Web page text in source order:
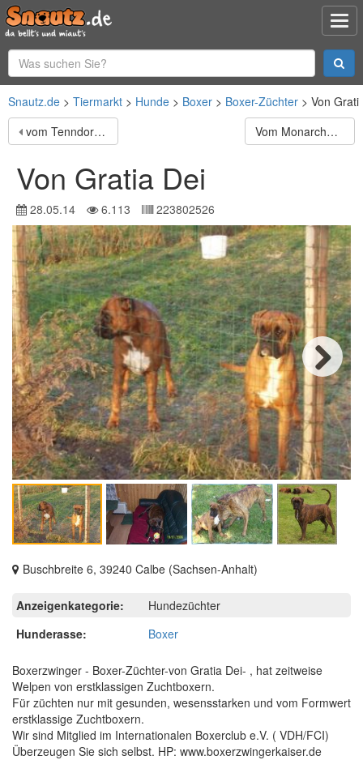
Snautz.de Tiermarkt Hunde Boxer Boxer-Züchter
Von
vom Tenndorfer Reen
Vom Monarchenhügel
Von Gratia Dei
28.05.14 6.113 223802526
Next
Buschbreite 6, 39240 Calbe (Sachsen-Anhalt)
Anzeigenkategorie:
Hundezüchter
Hunderasse:
Boxer
Boxerzwinger - Boxer-Züchter-von Gratia Dei- , hat zeitweise
Welpen von erstklassigen Zuchtboxern.
Für züchten nur mit gesunden, wesensstarken und vom Formwert
erstklassige Zuchtboxern.
Wir sind Mitglied im Internationalen Boxerclub e.V. ( VDH/FCI)
Überzeugen Sie sich selbst. HP: www.boxerzwingerkaiser.de